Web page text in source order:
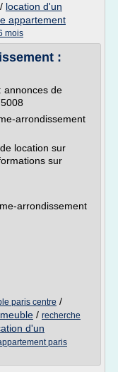
/ location d'un
appartement
mois
:
annonces de
arrondissement
location sur
sur
arrondissement
paris centre /
/ recherche
d'un
paris